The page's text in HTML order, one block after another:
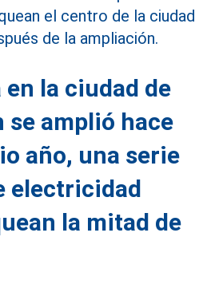
la ciudad de
se amplió hace
año, una serie
electricidad
la mitad de